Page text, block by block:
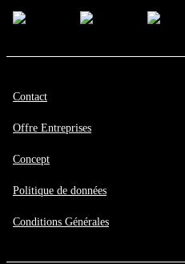
Contact
Offre Entreprises
Concept
Politique de données
Conditions Générales